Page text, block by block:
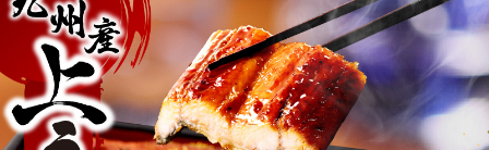
TOP 加工食品 惣菜・レトルト 九州産うなぎ蒲焼3尾 計
TOP 加工食品 惣菜・レトルト ほかの惣菜 九州産